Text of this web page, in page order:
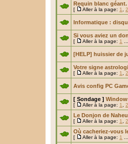
Requin blanc géant.
[ Aller à la page: 1 2
Informatique :
Si vous aviez un
[ Aller à la page: 1
[HELP] huissier de
Votre signe
[ Aller à la page: 1 2
Avis config PC
[ Sondage ]
[ Aller à la page: 1 2
Le Donjon de
[ Aller à la page: 1 2
Où cacheriez-vous
[ Aller à la page: 1